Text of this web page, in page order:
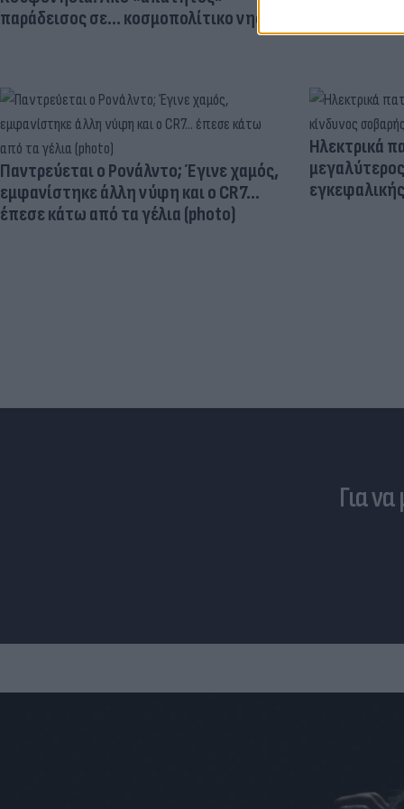
παράδεισος σε... κοσμοπολίτικο νησί
Παντρεύεται ο Ρονάλντο; Έγινε χαμός,
εμφανίστηκε άλλη νύφη και ο CR7…
έπεσε κάτω από τα γέλια (photo)
Ηλεκτρικά
Για